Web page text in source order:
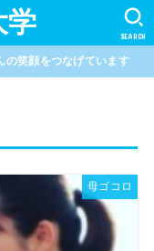
学 SEARCH
の笑顔をつなげています
母ゴコロ